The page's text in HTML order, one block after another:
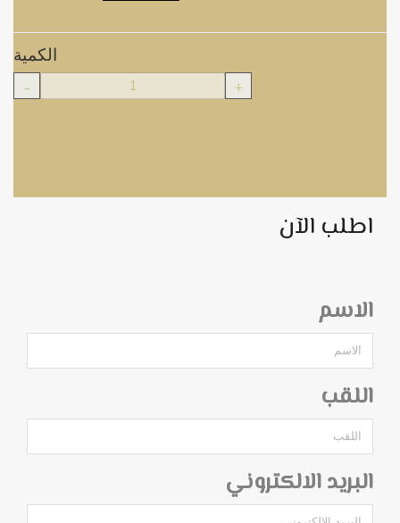
الكمية
- +
اطلب الآن
الاسم
اللقب
البريد الالكتروني